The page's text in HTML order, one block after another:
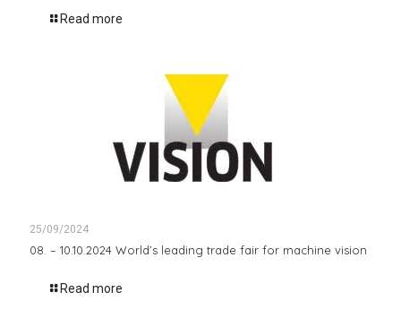
Read more
25/09/2024
08. – 10.10.2024 World’s leading trade fair for machine vision
Read more